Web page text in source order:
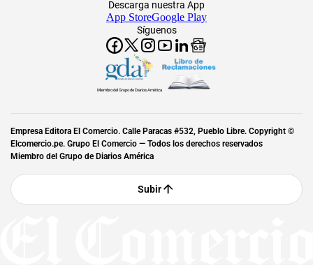
Síguenos
Descarga nuestra App
App StoreGoogle Play
Miembro del Grupo de Diarios América
Empresa Editora El Comercio. Calle Paracas #532, Pueblo Libre. Copyright ©
Elcomercio.pe. Grupo El Comercio — Todos los derechos reservados
Miembro del Grupo de Diarios América
Subir